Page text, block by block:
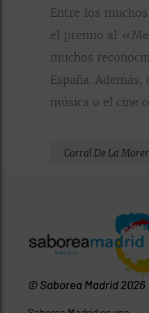
Entre los muchos
el premio al
muchos
España.
música o el cine
Corral De La
© Saborea Madrid 2026